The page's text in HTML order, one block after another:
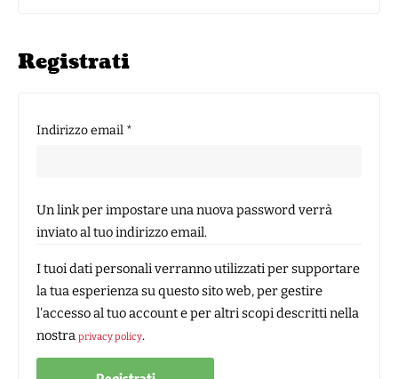
Registrati
Indirizzo email *
Un link per impostare una nuova password verrà
inviato al tuo indirizzo email.
I tuoi dati personali verranno utilizzati per supportare
la tua esperienza su questo sito web, per gestire
l'accesso al tuo account e per altri scopi descritti nella
nostra privacy policy.